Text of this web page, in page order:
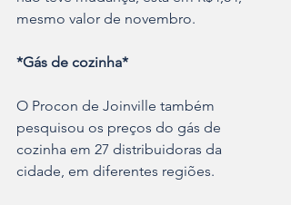
mesmo valor de novembro.
*Gás de cozinha*
O Procon de Joinville também
pesquisou os preços do gás de
cozinha em 27 distribuidoras da
cidade, em diferentes regiões.